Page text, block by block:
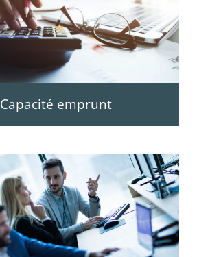
Capacité emprunt